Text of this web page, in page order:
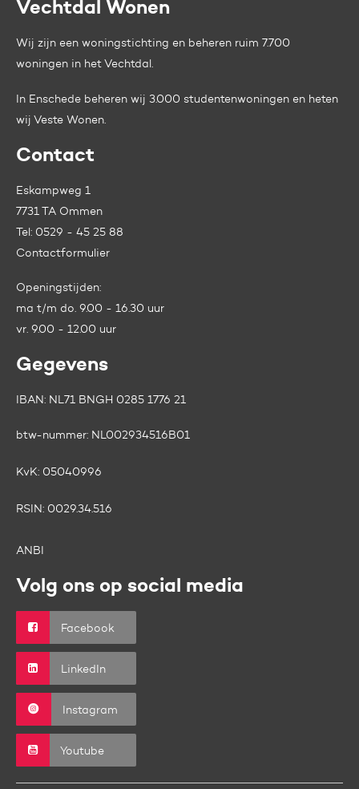
Contactinformatie
Vechtdal Wonen
Wij zijn een woningstichting en beheren ruim 7.700
woningen in het Vechtdal.
In Enschede beheren wij 3.000 studentenwoningen en heten
wij Veste Wonen.
Contact
Eskampweg 1
7731 TA Ommen
Tel: 0529 - 45 25 88
Contactformulier
Openingstijden:
ma t/m do. 9.00 - 16.30 uur
vr. 9.00 - 12.00 uur
Gegevens
IBAN: NL71 BNGH 0285 1776 21
btw-nummer: NL002934516B01
KvK: 05040996
RSIN: 0029.34.516
ANBI
Volg ons op social media
Facebook
LinkedIn
Instagram
Youtube